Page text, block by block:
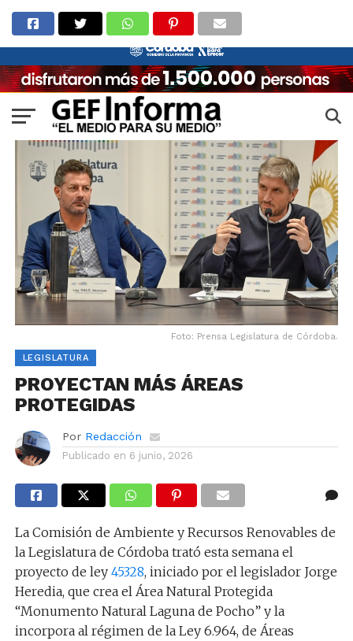
Foto: Prensa Legislatura de Córdoba.
LEGISLATURA
PROYECTAN MÁS ÁREAS
PROTEGIDAS
Por Redacción
Publicado en 6 junio, 2026
La Comisión de Ambiente y Recursos Renovables de
la Legislatura de Córdoba trató esta semana el
proyecto de ley 45328, iniciado por el legislador Jorge
Heredia, que crea el Área Natural Protegida
“Monumento Natural Laguna de Pocho” y la
incorpora al régimen de la Ley 6.964, de Áreas